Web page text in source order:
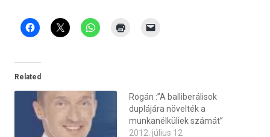
Related
Rogán :”A balliberálisok
duplájára növelték a
munkanélküliek számát”
2012. július 12